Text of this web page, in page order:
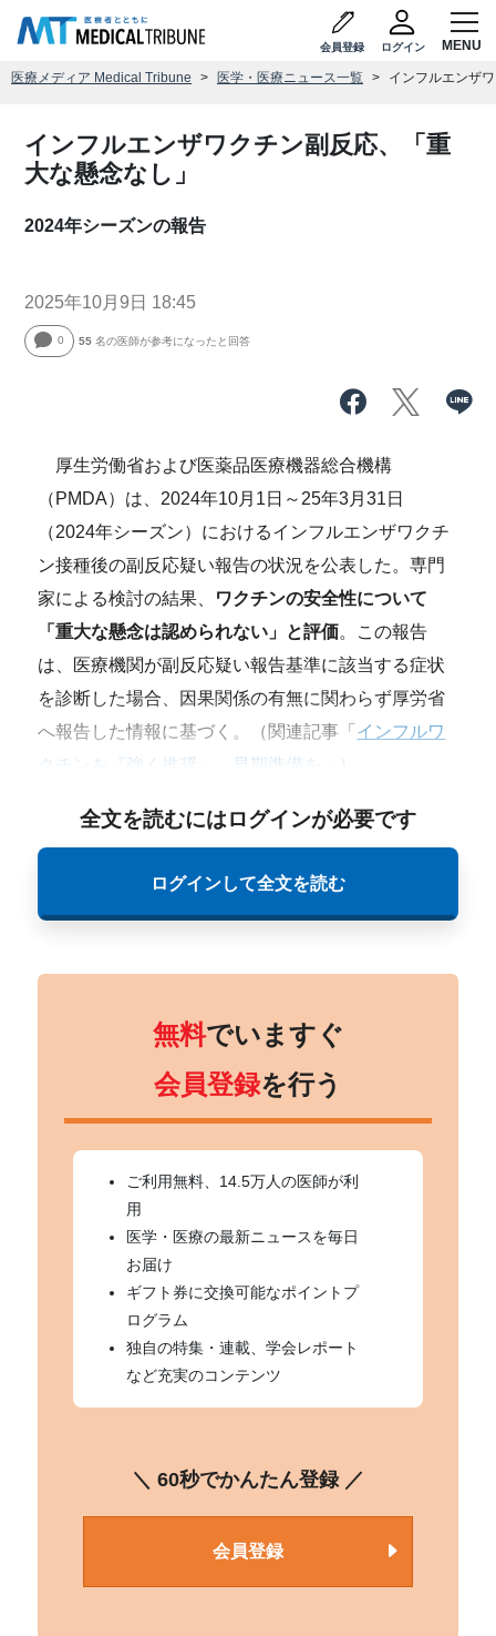
会員登録 ログイン
医療メディア Medical Tribune 医学・医療ニュース一覧 インフルエンザ
インフルエンザワクチン副反応、「重
大な懸念なし」
2024年シーズンの報告
2025年10月9日 18:45
0 55 名の医師が参考になったと回答
厚生労働省および医薬品医療機器総合機構
（PMDA）は、2024年10月1日～25年3月31日
（2024年シーズン）におけるインフルエンザワクチ
ン接種後の副反応疑い報告の状況を公表した。専門
家による検討の結果、 ワクチンの安全性について
「重大な懸念は認められない」と評価。この報告
は、医療機関が副反応疑い報告基準に該当する症状
を診断した場合、因果関係の有無に関わらず厚労省
へ報告した情報に基づく。（関連記事「 インフルワ
クチンを『強く推奨』、早期準備を
全文を読むにはログインが必要です
ログインして全文を読む
無料でいますぐ
会員登録を行う
ご利用無料、14.5万人の医師が利
用
医学・医療の最新ニュースを毎日
お届け
ギフト券に交換可能なポイントプ
ログラム
独自の特集・連載、学会レポート
など充実のコンテンツ
＼ 60秒でかんたん登録 ／
会員登録